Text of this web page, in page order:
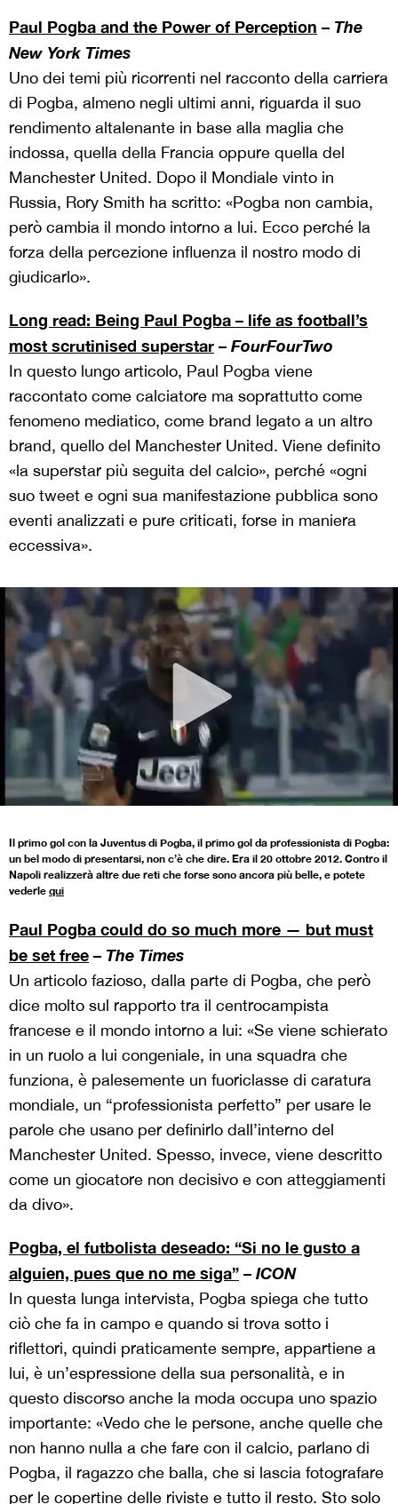
Paul Pogba and the Power of Perception – The
New York Times
Uno dei temi più ricorrenti nel racconto della carriera
di Pogba, almeno negli ultimi anni, riguarda il suo
rendimento altalenante in base alla maglia che
indossa, quella della Francia oppure quella del
Manchester United. Dopo il Mondiale vinto in
Russia, Rory Smith ha scritto: «Pogba non cambia,
però cambia il mondo intorno a lui. Ecco perché la
forza della percezione influenza il nostro modo di
giudicarlo».
Long read: Being Paul Pogba – life as football’s
most scrutinised superstar – FourFourTwo
In questo lungo articolo, Paul Pogba viene
raccontato come calciatore ma soprattutto come
fenomeno mediatico, come brand legato a un altro
brand, quello del Manchester United. Viene definito
«la superstar più seguita del calcio», perché «ogni
suo tweet e ogni sua manifestazione pubblica sono
eventi analizzati e pure criticati, forse in maniera
eccessiva».
Il primo gol con la Juventus di Pogba, il primo gol da professionista di Pogba:
un bel modo di presentarsi, non c’è che dire. Era il 20 ottobre 2012. Contro il
Napoli realizzerà altre due reti che forse sono ancora più belle, e potete
vederle qui
Paul Pogba could do so much more — but must
be set free – The Times
Un articolo fazioso, dalla parte di Pogba, che però
dice molto sul rapporto tra il centrocampista
francese e il mondo intorno a lui: «Se viene schierato
in un ruolo a lui congeniale, in una squadra che
funziona, è palesemente un fuoriclasse di caratura
mondiale, un “professionista perfetto” per usare le
parole che usano per definirlo dall’interno del
Manchester United. Spesso, invece, viene descritto
come un giocatore non decisivo e con atteggiamenti
da divo».
Pogba, el futbolista deseado: “Si no le gusto a
alguien, pues que no me siga” – ICON
In questa lunga intervista, Pogba spiega che tutto
ciò che fa in campo e quando si trova sotto i
riflettori, quindi praticamente sempre, appartiene a
lui, è un’espressione della sua personalità, e in
questo discorso anche la moda occupa uno spazio
importante: «Vedo che le persone, anche quelle che
non hanno nulla a che fare con il calcio, parlano di
Pogba, il ragazzo che balla, che si lascia fotografare
per le copertine delle riviste e tutto il resto. Sto solo